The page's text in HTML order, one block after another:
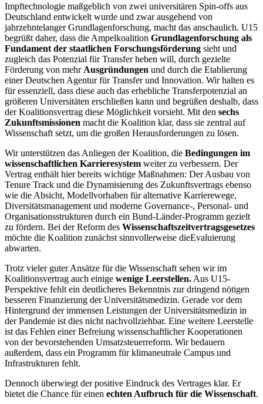
Impftechnologie maßgeblich von zwei universitären Spin-offs aus
Deutschland entwickelt wurde und zwar ausgehend von
jahrzehntelanger Grundlagenforschung, macht das anschaulich. U15
begrüßt daher, dass die Ampelkoalition Grundlagenforschung als
Fundament der staatlichen Forschungsförderung sieht und
zugleich das Potenzial für Transfer heben will, durch gezielte
Förderung von mehr Ausgründungen und durch die Etablierung
einer Deutschen Agentur für Transfer und Innovation. Wir halten es
für essenziell, dass diese auch das erhebliche Transferpotenzial an
größeren Universitäten erschließen kann und begrüßen deshalb, dass
der Koalitionsvertrag diese Möglichkeit vorsieht. Mit den sechs
Zukunftsmissionen macht die Koalition klar, dass sie zentral auf
Wissenschaft setzt, um die großen Herausforderungen zu lösen.
Wir unterstützen das Anliegen der Koalition, die Bedingungen im
wissenschaftlichen Karrieresystem weiter zu verbessern. Der
Vertrag enthält hier bereits wichtige Maßnahmen: Der Ausbau von
Tenure Track und die Dynamisierung des Zukunftsvertrags ebenso
wie die Absicht, Modellvorhaben für alternative Karrierewege,
Diversitätsmanagement und moderne Governance-, Personal- und
Organisationsstrukturen durch ein Bund-Länder-Programm gezielt
zu fördern. Bei der Reform des Wissenschaftszeitvertragsgesetzes
möchte die Koalition zunächst sinnvollerweise dieEvaluierung
abwarten.
Trotz vieler guter Ansätze für die Wissenschaft sehen wir im
Koalitionsvertrag auch einige wenige Leerstellen. Aus U15-
Perspektive fehlt ein deutlicheres Bekenntnis zur dringend nötigen
besseren Finanzierung der Universitätsmedizin. Gerade vor dem
Hintergrund der immensen Leistungen der Universitätsmedizin in
der Pandemie ist dies nicht nachvollziehbar. Eine weitere Leerstelle
ist das Fehlen einer Befreiung wissenschaftlicher Kooperationen
von der bevorstehenden Umsatzsteuerreform. Wir bedauern
außerdem, dass ein Programm für klimaneutrale Campus und
Infrastrukturen fehlt.
Dennoch überwiegt der positive Eindruck des Vertrages klar. Er
bietet die Chance für einen echten Aufbruch für die Wissenschaft.